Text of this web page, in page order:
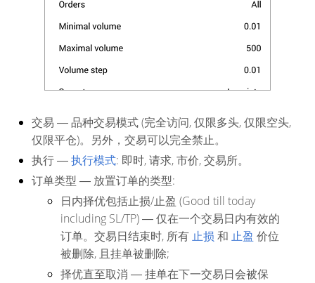
交易 ― 品种交易模式 (完全访问, 仅限多头, 仅限空头,
仅限平仓)。另外，交易可以完全禁止。
执行―执行模式: 即时, 请求, 市价, 交易所。
订单类型 ― 放置订单的类型:
日内择优包括止损/止盈 (Good till today
including SL/TP)― 仅在一个交易日内有效的
订单。交易日结束时, 所有止损 和 止盈 价位
被删除, 且挂单被删除;
择优直至取消 ― 挂单在下一交易日会被保